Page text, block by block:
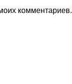
комментариев.